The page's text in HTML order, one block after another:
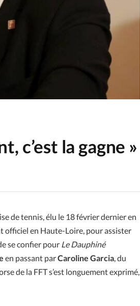
c’est la gagne »
de tennis, élu le 18 février dernier en
officiel en Haute-Loire, pour assister
se confier pour Le Dauphiné
en passant parCaroline Garcia, du
de la FFT s’est longuement exprimé,